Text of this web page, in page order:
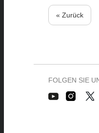
« Zurück
FOLGEN SIE